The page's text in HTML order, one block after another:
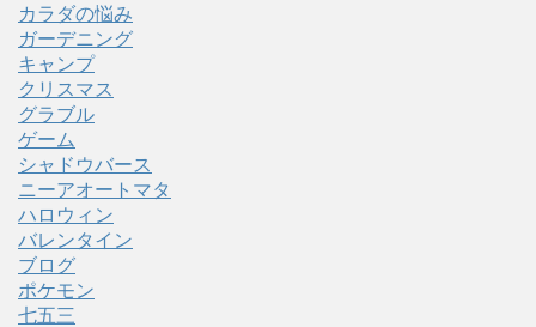
カラダの悩み
ガーデニング
キャンプ
クリスマス
グラブル
ゲーム
シャドウバース
ニーアオートマタ
ハロウィン
バレンタイン
ブログ
ポケモン
七五三